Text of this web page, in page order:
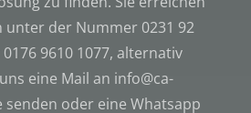
unter der Nummer 0231 92
9610 1077, alternativ
eine Mail an info@ca-
oder eine Whatsapp